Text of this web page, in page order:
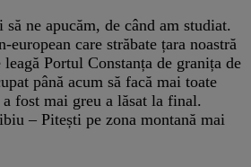
ne apucăm, de când am studiat.
care străbate țara noastră
Portul Constanța de granița de
până acum să facă mai toate
fost mai greu a lăsat la final.
– Pitești pe zona montană mai